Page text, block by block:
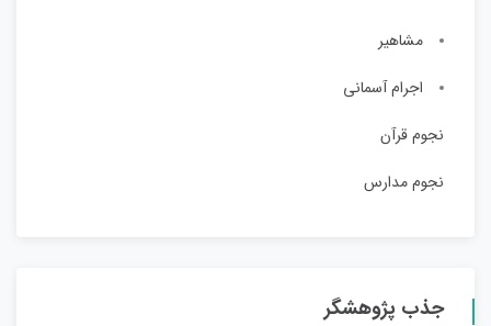
مشاهیر
اجرام آسمانی
نجوم قرآن
نجوم مدارس
جذب پژوهشگر